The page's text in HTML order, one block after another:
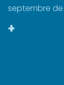
septembre de
+